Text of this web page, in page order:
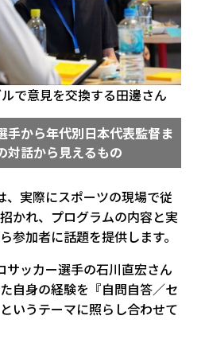
で意見を交換する田邊さん
手から年代別日本代表監督ま
対話から見えるもの
、実際にスポーツの現場で従
かれ、プログラムの内容と実
参加者に話題を提供します。
サッカー選手の石川直宏さん
自身の経験を『自問自答／セ
いうテーマに照らし合わせて